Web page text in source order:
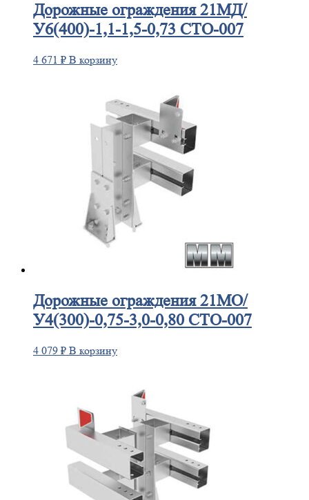
Дорожные ограждения 21МД/
У6(400)-1,1-1,5-0,73 СТО-007
4 671 ₽ В корзину
Дорожные ограждения 21МО/
У4(300)-0,75-3,0-0,80 СТО-007
4 079 ₽ В корзину